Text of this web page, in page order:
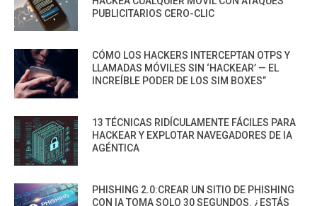
PUBLICITARIOS CERO-CLIC
CÓMO LOS HACKERS INTERCEPTAN OTPS Y
LLAMADAS MÓVILES SIN ‘HACKEAR’ — EL
INCREÍBLE PODER DE LOS SIM BOXES”
13 TÉCNICAS RIDÍCULAMENTE FÁCILES PARA
HACKEAR Y EXPLOTAR NAVEGADORES DE IA
AGÉNTICA
PHISHING 2.0:CREAR UN SITIO DE PHISHING
CON IA TOMA SOLO 30 SEGUNDOS. ¿ESTÁS